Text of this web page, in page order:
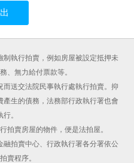
執行拍賣，例如房屋被設定抵押未
、無力給付票款等。
送交法院民事執行處執行拍賣。抑
生的債務，法務部行政執行署也會
。
拍賣房屋的物件，便是法拍屋。
拍賣中心、行政執行署各分署依公
賣程序。